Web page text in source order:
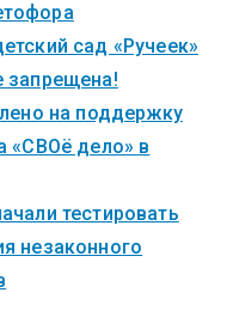
сад «Ручеек»
запрещена!
на поддержку
«СВОё дело» в
тестировать
незаконного